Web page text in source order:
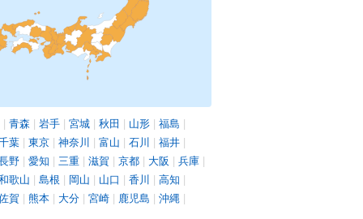
| 青森 | 岩手 | 宮城 | 秋田 | 山形 | 福島 |
葉 | 東京 | 神奈川 | 富山 | 石川 | 福井 |
野 | 愛知 | 三重 | 滋賀 | 京都 | 大阪 | 兵庫 |
歌山 | 島根 | 岡山 | 山口 | 香川 | 高知 |
賀 | 熊本 | 大分 | 宮崎 | 鹿児島 | 沖縄 |